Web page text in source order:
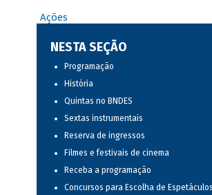
Ações
NESTA SEÇÃO
Programação
História
Quintas no BNDES
Sextas instrumentais
Reserva de ingressos
Filmes e festivais de cinema
Receba a programação
Concursos para Escolha de